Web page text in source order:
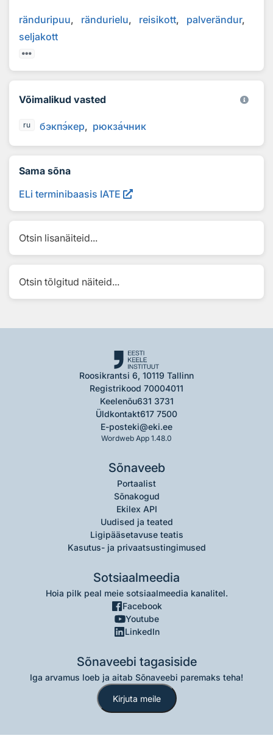
ränduripuu rändurielu reisikott
palverändur
seljakott
Võimalikud vasted
ru бэкпэкер рюкзачник
Sama sõna
ELi terminibaasis IATE
Otsin lisanäiteid...
Otsin tõlgitud näiteid...
Roosikrantsi 6, 10119 Tallinn
Registrikood 70004011
Keelenõu631 3731
Üldkontakt617 7500
E-posteki@eki.ee
Wordweb App 1.48.0
Sõnaveeb
Portaalist
Sõnakogud
Ekilex API
Uudised ja teated
Ligipääsetavuse teatis
Kasutus- ja privaatsustingimused
Sotsiaalmeedia
Hoia pilk peal meie sotsiaalmeedia kanalitel.
Facebook
Youtube
LinkedIn
Sõnaveebi tagasiside
Iga arvamus loeb ja aitab Sõnaveebi paremaks teha!
Kirjuta meile